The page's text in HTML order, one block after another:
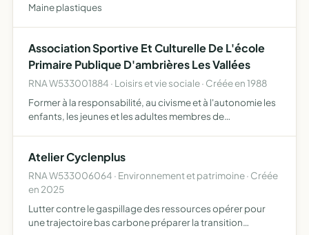
Maine plastiques
Association Sportive Et Culturelle De L'école
Primaire Publique D'ambrières Les Vallées
RNA W533001884 · Loisirs et vie sociale · Créée en 1988
Former à la responsabilité, au civisme et à l'autonomie les
enfants, les jeunes et les adultes membres de
Atelier Cyclenplus
RNA W533006064 · Environnement et patrimoine · Créée
en 2025
Lutter contre le gaspillage des ressources opérer pour
une trajectoire bas carbone préparer la transition